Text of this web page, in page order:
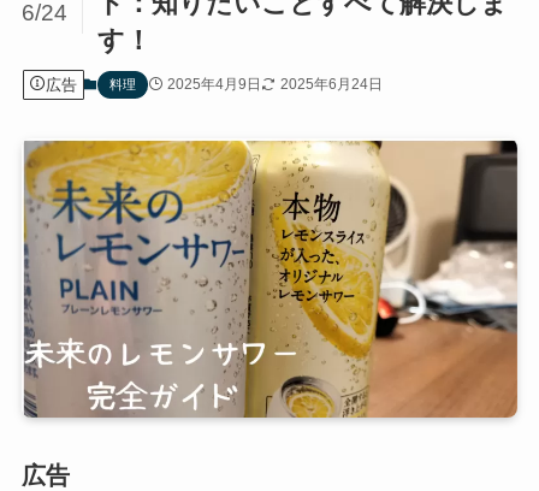
す！
6/24
広告 料理 2025年4月9日 2025年6月24日
広告